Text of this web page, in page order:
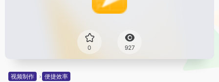
0 927
视频制作 便捷效率